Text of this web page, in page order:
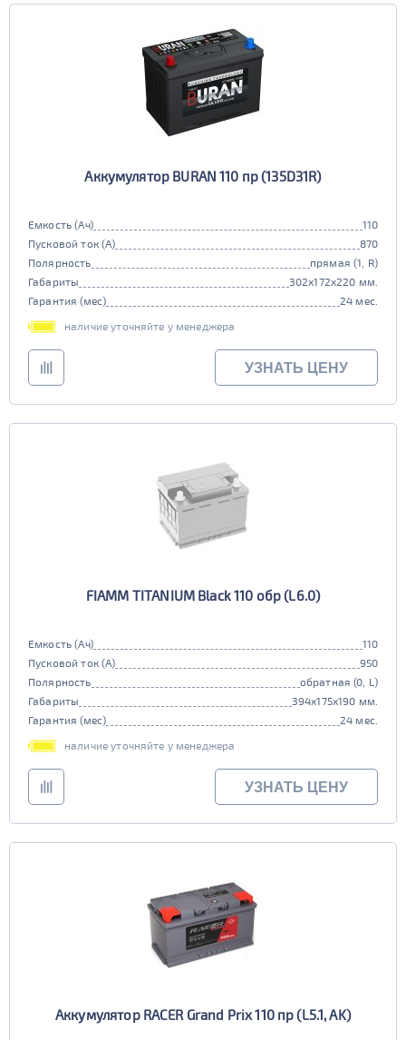
Аккумулятор BURAN 110 пр (135D31R)
Емкость (Ач)
110
Пусковой ток (А)
870
Полярность
прямая (1, R)
Габариты
302x172x220 мм.
Гарантия (мес)
24 мес.
наличие уточняйте у менеджера
УЗНАТЬ ЦЕНУ
FIAMM TITANIUM Black 110 обр (L6.0)
Емкость (Ач)
110
Пусковой ток (А)
950
Полярность
обратная (0, L)
Габариты
394x175x190 мм.
Гарантия (мес)
24 мес.
наличие уточняйте у менеджера
УЗНАТЬ ЦЕНУ
Аккумулятор RACER Grand Prix 110 пр (L5.1, AK)